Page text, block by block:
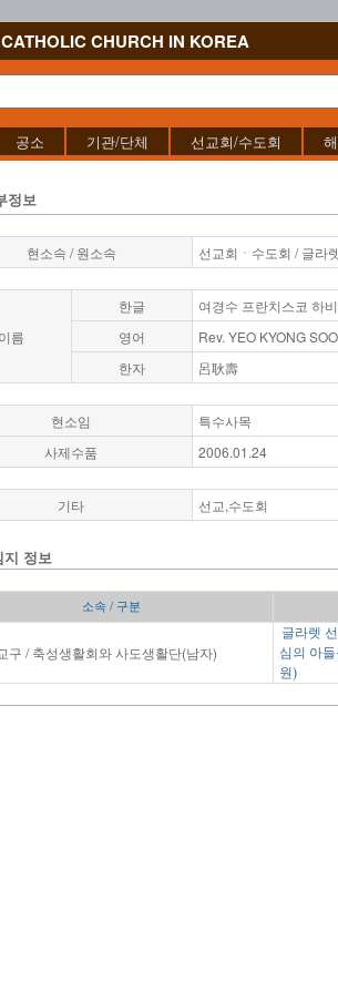
CHURCH IN KOREA
공소 기관/단체 선교회/수도회
정보
현소속 / 원소속 선교회ㆍ수도회 / 글라
이름
한글
여경수 프란치스코 하
영어
Rev. YEO KYONG SOO
한자
呂耿壽
현소임
특수사목
사제수품
2006.01.24
기타 선교,수도회
지 정보
소속 / 구분
구 / 축성생활회와 사도생활단(남자)
글라렛
심의 아
원)